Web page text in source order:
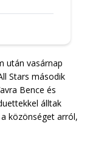
után vasárnap
Stars második
Bence és
álltak
közönséget arról,